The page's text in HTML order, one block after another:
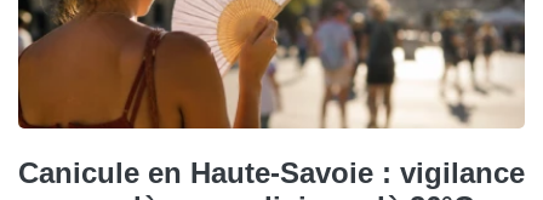
Canicule en Haute-Savoie : vigilance